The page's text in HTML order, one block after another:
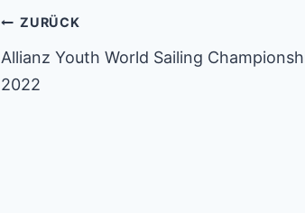
Beitragsnavigation
ZURÜCK
Allianz Youth World Sailing
2022